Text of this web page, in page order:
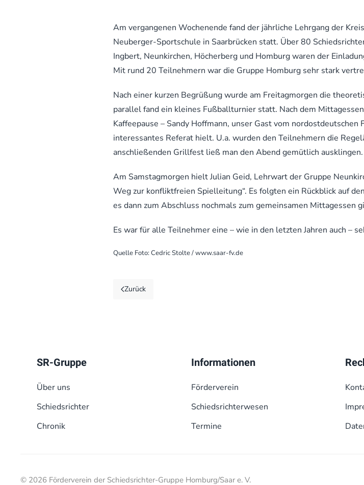
Am vergangenen Wochenende fand der jährliche Lehrgang der
Neuberger-Sportschule in Saarbrücken statt. Über 80
Ingbert, Neunkirchen, Höcherberg und Homburg waren der
Mit rund 20 Teilnehmern war die Gruppe Homburg sehr stark
Nach einer kurzen Begrüßung wurde am Freitagmorgen die
parallel fand ein kleines Fußballturnier statt. Nach dem
Kaffeepause – Sandy Hoffmann, unser Gast vom
interessantes Referat hielt. U.a. wurden den Teilnehmern die
anschließenden Grillfest ließ man den Abend gemütlich ausklingen.
Am Samstagmorgen hielt Julian Geid, Lehrwart der Gruppe
Weg zur konfliktfreien Spielleitung“. Es folgten ein Rückblick auf
es dann zum Abschluss nochmals zum gemeinsamen Mittagessen
Es war für alle Teilnehmer eine – wie in den letzten Jahren auch –
Quelle Foto: Cedric Stolte / www.saar-fv.de
Zurück
SR-Gruppe
Über uns
Schiedsrichter
Chronik
Informationen
Förderverein
Schiedsrichterwesen
Termine
© 2026 Förderverein der Schiedsrichter-Gruppe Homburg/Saar e. V.